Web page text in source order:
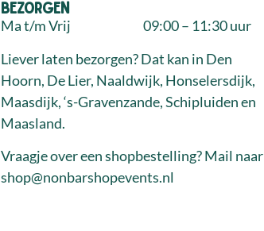
Bezorgen
Ma t/m Vrij
09:00 – 11:30 uur
Liever laten bezorgen? Dat kan in Den
Hoorn, De Lier, Naaldwijk, Honselersdijk,
Maasdijk, ‘s-Gravenzande, Schipluiden en
Maasland.
Vraagje over een shopbestelling? Mail naar
shop@nonbarshopevents.nl